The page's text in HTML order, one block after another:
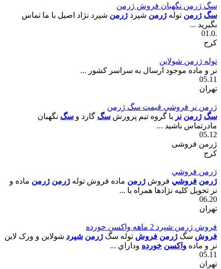
سگ ژرمن نگهبان فروش ژرمن
سگ ژرمن توله ژرمن شپرد ژرمن شپرد نژاد اصيل با ما تماس
بگيريد ...
.01.0
کرج
توله ژرمن شولاين
نر و ماده موجود ارسال به سراسر کشور ...
05.11
تهران
ژرمن نر فروشي قيمت سگ ژرمن
سگ ژرمن نر با گروه تيم پرورش سگ گارد و سگ نگهبان
مادرتماس باشيد ...
05.12
ژرمن فروشی
کرج
ژرمن فروشي
ژرمن فروشي فروش ژرمن ماده فروش توله ژرمن ژرمن ماده و
نر تحويل کليه نژادها همراه با ...
06.20
تهران
فروش ژرمن شپرد 2 ماهه واکسن خورده
فروش سگ ژرمن فروش توله سگ ژرمن شپرد شولاين و ورک لاين
نر و ماده واکسن خورده وداراي ...
05.11
تهران